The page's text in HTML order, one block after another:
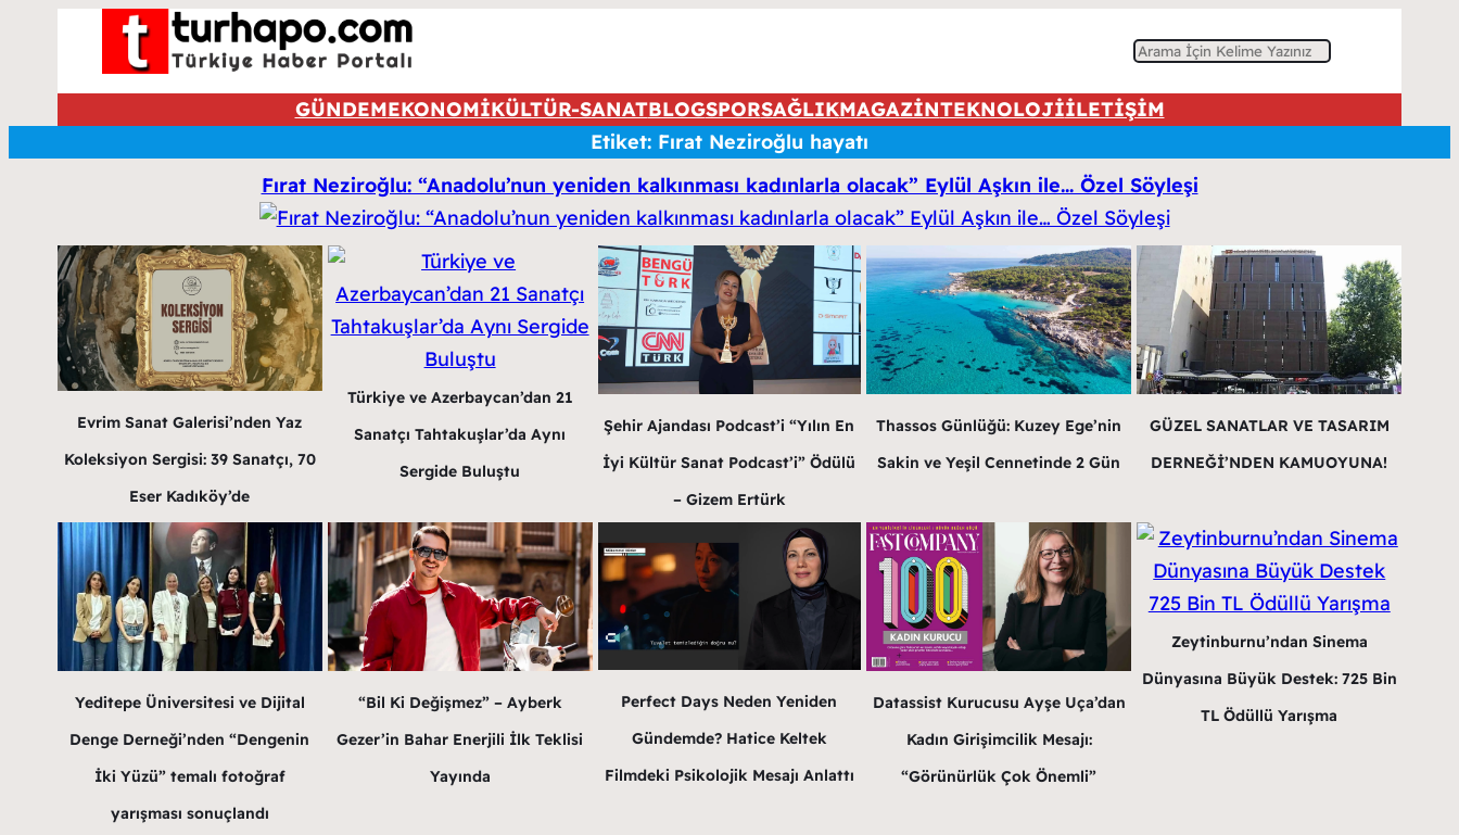
A
a
GÜNDEMEKONOMİKÜLTÜR-SANATBLOGSPORSAĞLIKMAGAZİNTEKNOLOJİİLETİŞİM
Etiket: Fırat Neziroğlu hayatı
Fırat Neziroğlu: “Anadolu’nun yeniden kalkınması kadınlarla olacak” Eylül Aşkın ile… Özel Söyleşi
Evrim Sanat Galerisi’nden Yaz
Koleksiyon Sergisi: 39 Sanatçı, 70
Eser Kadıköy’de
Türkiye ve Azerbaycan’dan 21
Sanatçı Tahtakuşlar’da Aynı
Sergide Buluştu
Şehir Ajandası Podcast’i “Yılın En
İyi Kültür Sanat Podcast’i” Ödülü
– Gizem Ertürk
Thassos Günlüğü: Kuzey Ege’nin
Sakin ve Yeşil Cennetinde 2 Gün
GÜZEL SANATLAR VE TASARIM
DERNEĞİ’NDEN KAMUOYUNA!
Yeditepe Üniversitesi ve Dijital
Denge Derneği’nden “Dengenin
İki Yüzü” temalı fotoğraf
yarışması sonuçlandı
“Bil Ki Değişmez” – Ayberk
Gezer’in Bahar Enerjili İlk Teklisi
Yayında
Perfect Days Neden Yeniden
Gündemde? Hatice Keltek
Filmdeki Psikolojik Mesajı Anlattı
Datassist Kurucusu Ayşe Uça’dan
Kadın Girişimcilik Mesajı:
“Görünürlük Çok Önemli”
Zeytinburnu’ndan Sinema
Dünyasına Büyük Destek: 725 Bin
TL Ödüllü Yarışma